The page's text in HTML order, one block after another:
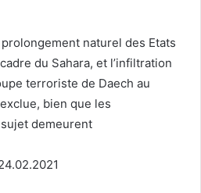
naturel des Etats
du Sahara, et l’infiltration
terroriste de Daech au
bien que les
demeurent